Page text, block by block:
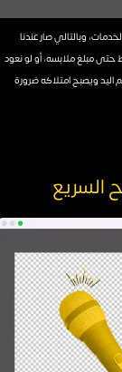
وبالتالي صار عندنا
مبلغ ملابسه، أو لو نعود
ويصبح امتلاكه ضرورة
السريع